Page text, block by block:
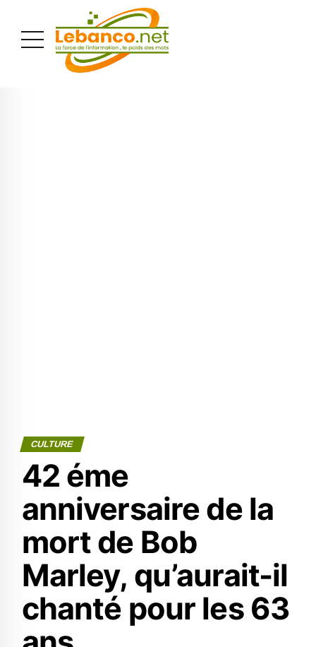
CULTURE
42 éme
anniversaire de la
mort de Bob
Marley, qu’aurait-il
chanté pour les 63